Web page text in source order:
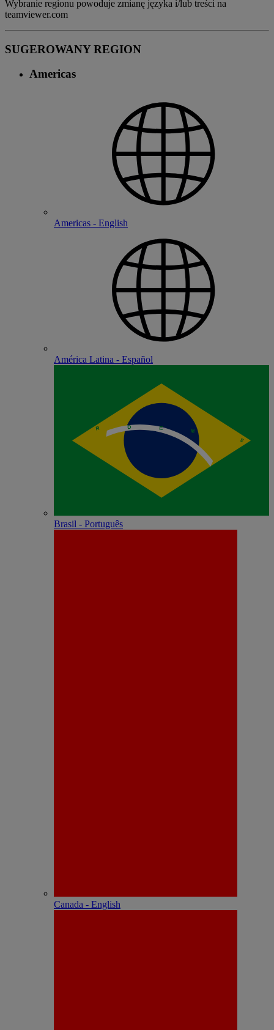
Wybranie regionu powoduje zmianę języka i/lub treści na
teamviewer.com
SUGEROWANY REGION
Americas
Americas - English
América Latina - Español
Brasil - Português
Canada - English